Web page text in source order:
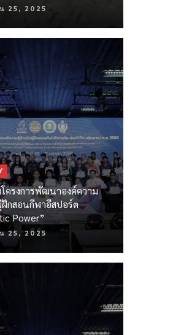
25, 2025
ครงการพัฒนาองค์ความ
กสอนกีฬาอีสปอร์ต
Power”
25, 2025